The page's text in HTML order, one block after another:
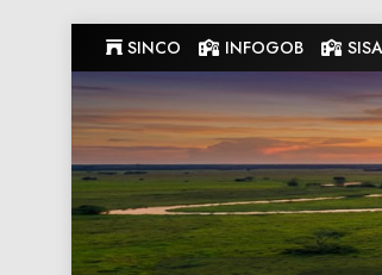
to
content
SINCO INFOGOB
Gobernacion de
Gobernacion de Guarico